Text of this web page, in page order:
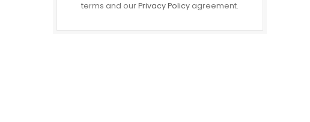
terms and ourPrivacy Policy agreement.